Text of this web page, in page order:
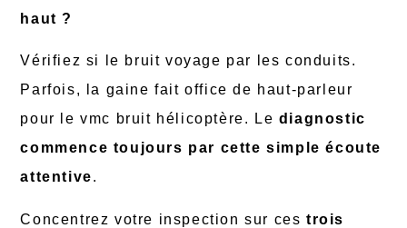
haut ?
Vérifiez si le bruit voyage par les conduits.
Parfois, la gaine fait office de haut-parleur
pour le vmc bruit hélicoptère. Le diagnostic
commence toujours par cette simple écoute
attentive.
Concentrez votre inspection sur cestrois